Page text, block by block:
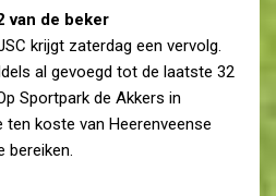
van de beker
krijgt zaterdag een vervolg.
al gevoegd tot de laatste 32
Sportpark de Akkers in
ten koste van Heerenveense
bereiken.